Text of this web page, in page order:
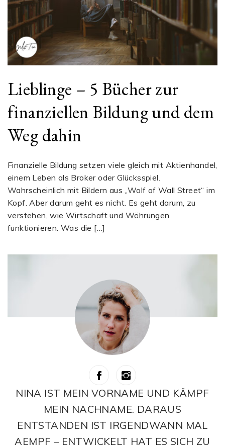
Lieblinge – 5 Bücher zur
finanziellen Bildung und dem
Weg dahin
Finanzielle Bildung setzen viele gleich mit Aktienhandel,
einem Leben als Broker oder Glücksspiel.
Wahrscheinlich mit Bildern aus „Wolf of Wall Street“ im
Kopf. Aber darum geht es nicht. Es geht darum, zu
verstehen, wie Wirtschaft und Währungen
funktionieren. Was die […]
NINA IST MEIN VORNAME UND KÄMPF
MEIN NACHNAME. DARAUS
ENTSTANDEN IST IRGENDWANN MAL
AEMPF – ENTWICKELT HAT ES SICH ZU